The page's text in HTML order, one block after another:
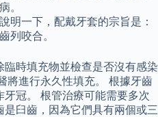
。
明一下，配戴牙套的宗旨是：
列咬合。
時填充物並檢查是否沒有感染
將進行永久性填充。 根據牙齒
冠。 根管治療可能需要多次
臼齒，因為它們具有兩個或三